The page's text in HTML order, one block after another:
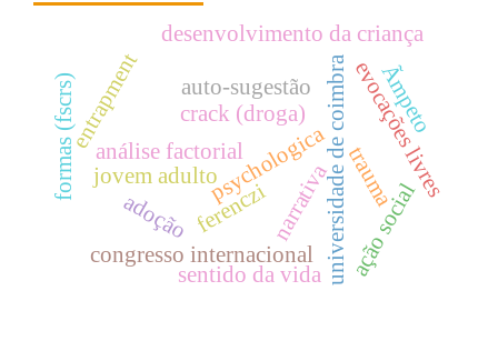
auto-sugestão universidade de coimbra
psychologica
desenvolvimento da criança
análise factorial
narrativa
entrapment evocações livres
congresso internacional
crack (droga)
ação social
jovem adulto
ferenczi trauma
sentido da vida
Ãmpeto
formas (fscrs)
adoção